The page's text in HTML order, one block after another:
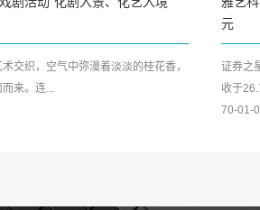
交织，空气中弥漫着淡淡的桂花香，
来。连...
元
证券之
收于
70-01-